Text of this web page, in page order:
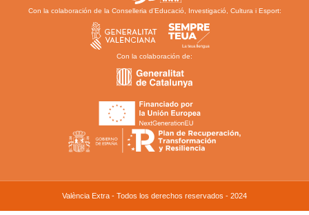
Con la colaboración de la Conselleria d’Educació, Investigació, Cultura i Esport:
Con la colaboración de:
València Extra - Todos los derechos reservados - 2024